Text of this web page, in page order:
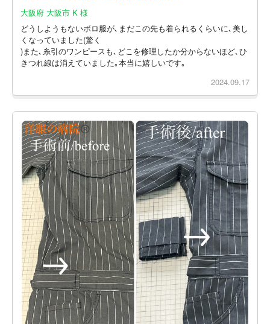
大阪府 大阪市 K 様
どうしようもないボロ服が､まだこの先も着られるくらいに､美し
くなっていました(驚く
)また､糸引のワンピースも､どこを修理したか分からないほど､ひ
きつれ線は消えていました｡本当に嬉しいです｡
2024.09.17